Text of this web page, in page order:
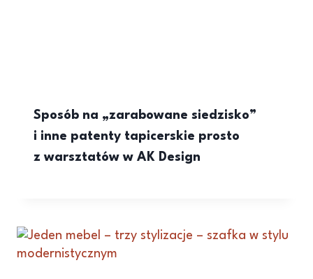
Sposób na „zarabowane siedzisko”
i inne patenty tapicerskie prosto
z warsztatów w AK Design